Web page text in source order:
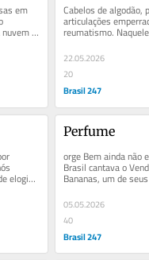
em Cabelos de algodão,
articulações
reumatismo.
encurvados o tempo
não está para...
22.05.2026
20
Brasil 247
elogiar
Perfume
orge Bem ainda não
Brasil cantava o
Bananas, um de
sucessos. A música
trabalho de um
05.05.2026
40
Brasil 247